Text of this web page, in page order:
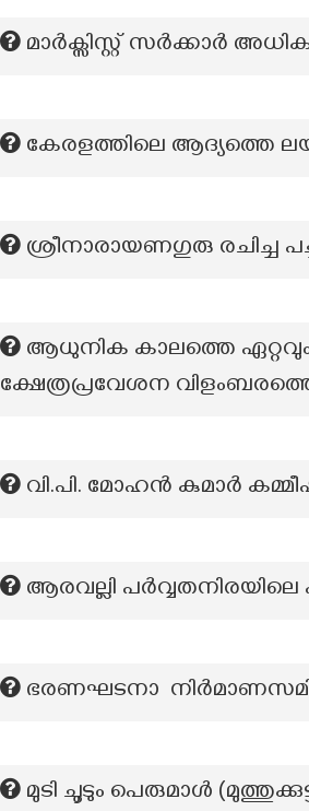
മാർക്സിസ്റ്റ് സർക്കാർ
കേരളത്തിലെ ആദ്യത്തെ
ശ്രീനാരായണഗുരു രചിച്ച
ആധുനിക കാലത്തെ
ക്ഷേത്രപ്രവേശന വിളംബരത്തെ
വി.പി. മോഹൻ കുമാർ
ആരവല്ലി
ഭരണഘടനാ
മുടി ചൂടും പെരുമാൾ